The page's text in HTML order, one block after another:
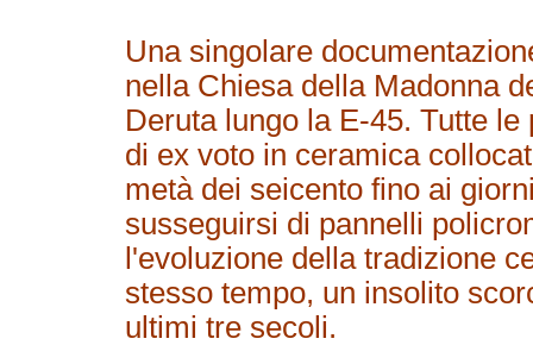
Una singolare
nella Chiesa della Madonna
Deruta lungo la E-45. Tutte
di ex voto in ceramica
metà dei seicento fino ai
susseguirsi di pannelli
l'evoluzione della tradizione
stesso tempo, un insolito
ultimi tre secoli.